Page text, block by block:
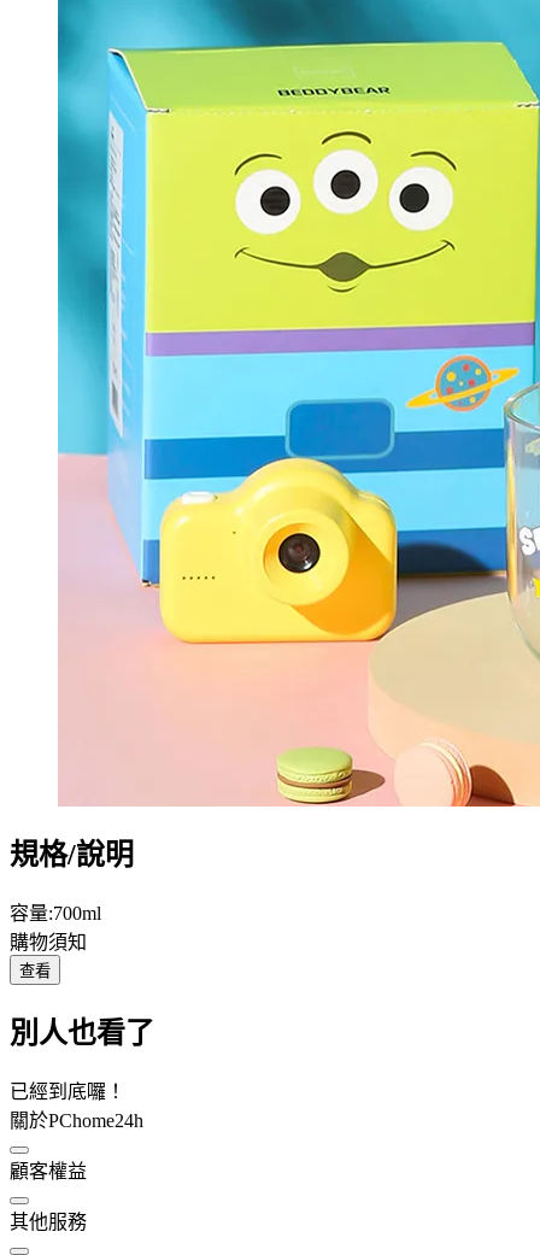
規格/說明
容量:700ml
購物須知
查看
別人也看了
已經到底囉！
關於PChome24h
顧客權益
其他服務